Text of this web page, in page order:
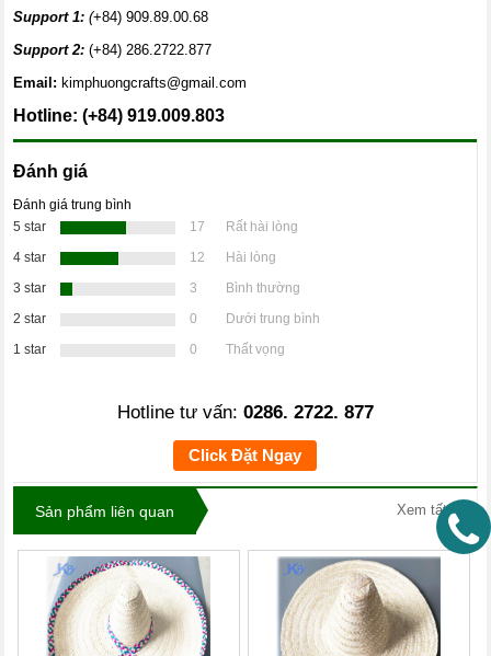
Support 1:(+84) 909.89.00.68
Support 2:(+84) 286.2722.877
Email: kimphuongcrafts@gmail.com
Hotline: (+84) 919.009.803
Đánh giá
Đánh giá trung bình
5 star
17
Rất hài lòng
4 star
12
Hài lòng
3 star
3
Bình thường
2 star
0
Dưới trung bình
1 star
0 Thất vọng
Hotline tư vấn: 0286. 2722. 877
Click Đặt Ngay
Sản phẩm liên quan Xem tất cả